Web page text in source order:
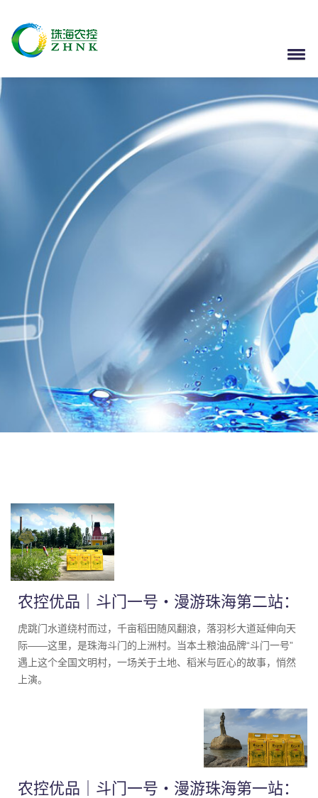
农控优品｜斗门一号・漫游珠海第二站：
上洲村，藏不住的稻香秘境
虎跳门水道绕村而过，千亩稻田随风翻浪，落羽杉大道延伸向天
际——这里，是珠海斗门的上洲村。当本土粮油品牌“斗门一号”
遇上这个全国文明村，一场关于土地、稻米与匠心的故事，悄然
上演。
农控优品｜斗门一号・漫游珠海第一站：